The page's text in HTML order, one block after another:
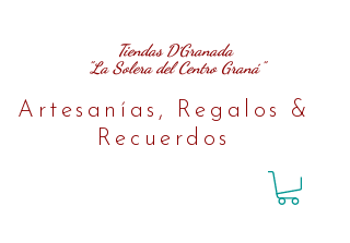
Tiendas D´Granada
"La Solera del Centro Graná"
Artesanías, Regalos &
Recuerdos